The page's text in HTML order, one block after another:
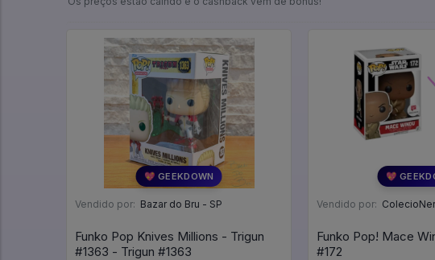
💖 GEEKDOWN
Vendido por: Bazar do Bru - SP
Funko Pop Knives Millions - Trigun
#1363 - Trigun #1363
💖
Vendido por:
Funko Pop! Mace
#172